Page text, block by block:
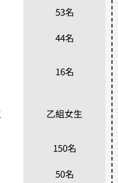
53名
44名
16名
乙組女生
150名
50名